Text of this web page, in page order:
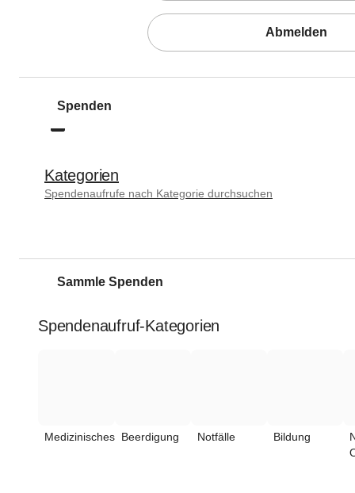
Abmelden
Spenden
Kategorien
Spendenaufrufe nach Kategorie durchsuchen
Sammle Spenden
Spendenaufruf-Kategorien
Medizinisches Beerdigung Notfälle Bildung